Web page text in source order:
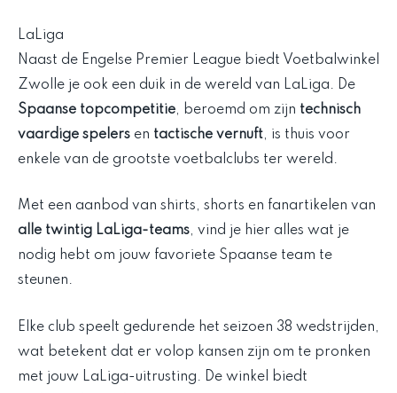
LaLiga
Naast de Engelse Premier League biedt Voetbalwinkel
Zwolle je ook een duik in de wereld van LaLiga. De
Spaanse topcompetitie, beroemd om zijn technisch
vaardige spelers en tactische vernuft, is thuis voor
enkele van de grootste voetbalclubs ter wereld.
Met een aanbod van shirts, shorts en fanartikelen van
alle twintig LaLiga-teams, vind je hier alles wat je
nodig hebt om jouw favoriete Spaanse team te
steunen.
Elke club speelt gedurende het seizoen 38 wedstrijden,
wat betekent dat er volop kansen zijn om te pronken
met jouw LaLiga-uitrusting. De winkel biedt